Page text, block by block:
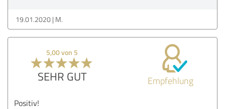
19.01.2020 M.
5,00 von 5
SEHR GUT Empfehlung
Positiv!